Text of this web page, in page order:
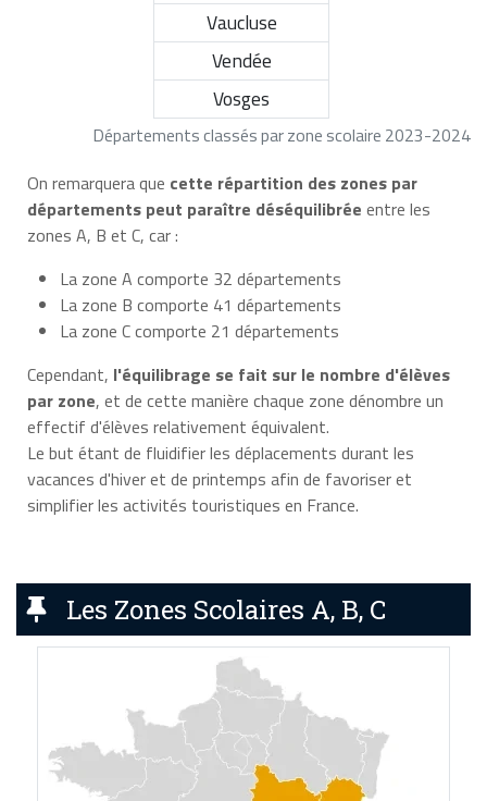
Départements classés par zone scolaire 2023-2024
Vaucluse
Vendée
Vosges
On remarquera que cette répartition des zones par
départements peut paraître déséquilibrée entre les
zones A, B et C, car :
La zone A comporte 32 départements
La zone B comporte 41 départements
La zone C comporte 21 départements
Cependant, l'équilibrage se fait sur le nombre d'élèves
par zone, et de cette manière chaque zone dénombre un
effectif d'élèves relativement équivalent.
Le but étant de fluidifier les déplacements durant les
vacances d'hiver et de printemps afin de favoriser et
simplifier les activités touristiques en France.
Les Zones Scolaires A, B, C